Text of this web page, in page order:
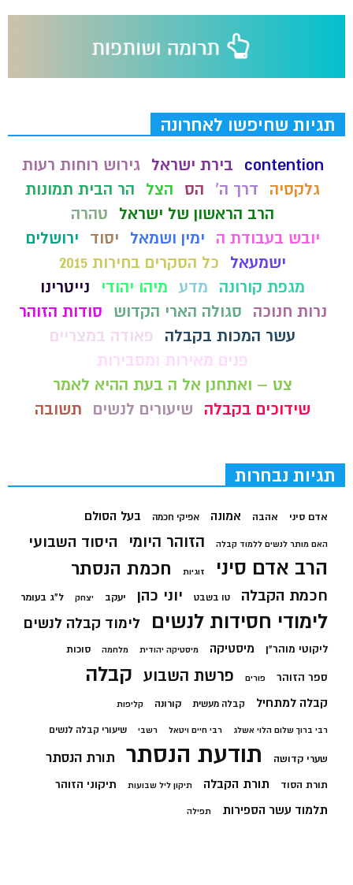
תגיות שחיפשו לאחרונה
contention בירת ישראל
גירוש רוחות רעות
גלקסיה
דרך ה' הס הצל
הר הבית תמונות
הרב הראשון של ישראל
טהרה
יובש בעבודת ה
ימין ושמאל יסוד
ירושלים
ישמעאל
כל הסקרים בחירות 2015
מגפת קורונה
מדע מיהו יהודי
נייטרינו
נרות חנוכה
סגולה הארי הקדוש
סודות הזוהר
עשר המכות בקבלה
פאודה במצריים
פנים מאירות ומסבירות
צט – ואתחנן אל ה בעת ההיא לאמר
שידוכים בקבלה
שיעורים לנשים תשובה
תגיות נבחרות
אדם סיני אהבה אמונה אפיקי חכמה בעל הסולם
האם מותר לנשים ללמוד קבלה הזוהר היומי היסוד השבועי
הרב אדם סיני זוגיות חכמת הנסתר
חכמת הקבלה טו בשבט יוני כהן יעקב יצחק ל"ג בעומר
לימודי חסידות לנשים לימוד קבלה לנשים
ליקוטי מוהר"ן מיסטיקה מיסטיקה יהודית מלחמה סוכות
ספר הזוהר פורים פרשת השבוע קבלה
קבלה למתחיל קבלה מעשית קורונה קליפות
רבי ברוך שלום הלוי אשלג רבי חיים ויטאל רשבי שיעורי קבלה לנשים
שערי קדושה תודעת הנסתר תורת הנסתר
תורת הסוד תורת הקבלה תיקון ליל שבועות תיקוני הזוהר
תלמוד עשר הספירות תפילה